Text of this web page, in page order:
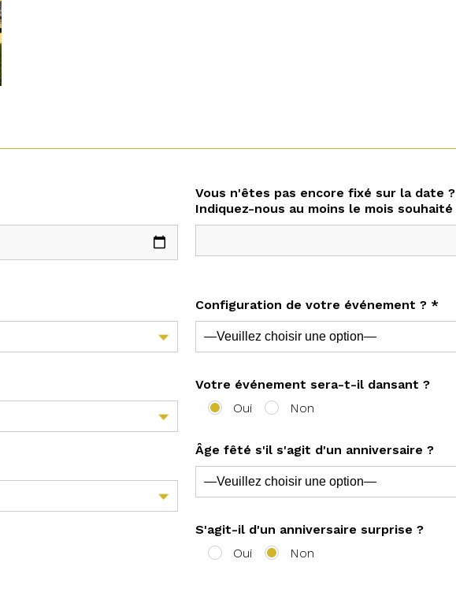
Vous n'êtes pas encore fixé sur la date ?
Indiquez-nous au moins le mois souhaité
Configuration de votre événement ? *
Votre événement sera-t-il dansant ?
Oui
Non
Âge fêté s'il s'agit d'un anniversaire ?
S'agit-il d'un anniversaire surprise ?
Oui
Non